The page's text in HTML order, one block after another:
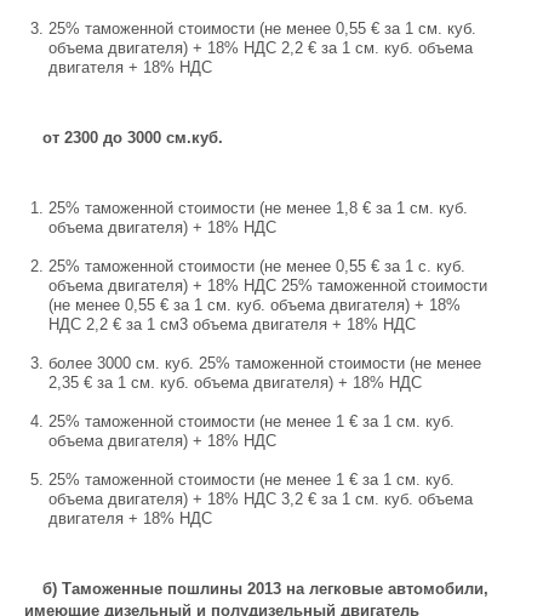
25% таможенной стоимости (не менее 0,55 € за 1 см. куб.
объема двигателя) + 18% НДС 2,2 € за 1 см. куб. объема
двигателя + 18% НДС
от 2300 до 3000 см.куб.
25% таможенной стоимости (не менее 1,8 € за 1 см. куб.
объема двигателя) + 18% НДС
25% таможенной стоимости (не менее 0,55 € за 1 с. куб.
объема двигателя) + 18% НДС 25% таможенной стоимости
(не менее 0,55 € за 1 см. куб. объема двигателя) + 18%
НДС 2,2 € за 1 см3 объема двигателя + 18% НДС
более 3000 см. куб. 25% таможенной стоимости (не менее
2,35 € за 1 см. куб. объема двигателя) + 18% НДС
25% таможенной стоимости (не менее 1 € за 1 см. куб.
объема двигателя) + 18% НДС
25% таможенной стоимости (не менее 1 € за 1 см. куб.
объема двигателя) + 18% НДС 3,2 € за 1 см. куб. объема
двигателя + 18% НДС
б) Таможенные пошлины 2013 на легковые автомобили,
имеющие дизельный и полудизельный двигатель